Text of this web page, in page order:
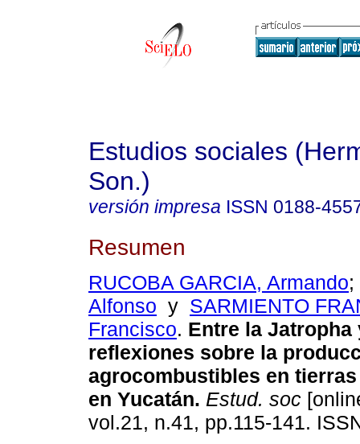
Estudios sociales
Son.)
versión impresa ISSN 0188-
Resumen
RUCOBA GARCIA, Armando;
Alfonso y SARMIENTO
Francisco. Entre la Jatropha
reflexiones sobre la
agrocombustibles en
en Yucatán. Estud. soc
vol.21, n.41, pp.115-141.